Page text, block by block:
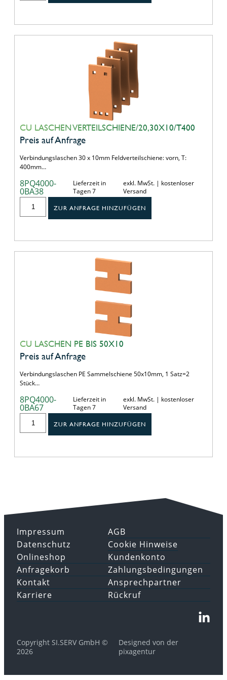
CU LASCHEN VERTEILSCHIENE/20,30X10/T400
Preis auf Anfrage
Verbindungslaschen 30 x 10mm Feldverteilschiene: vorn, T:
400mm…
8PQ4000-
0BA38
Lieferzeit in
Tagen 7
exkl. MwSt. | kostenloser
Versand
ZUR ANFRAGE HINZUFÜGEN
CU LASCHEN PE BIS 50X10
Preis auf Anfrage
Verbindungslaschen PE Sammelschiene 50x10mm, 1 Satz=2
Stück…
8PQ4000-
0BA67
Lieferzeit in
Tagen 7
exkl. MwSt. | kostenloser
Versand
ZUR ANFRAGE HINZUFÜGEN
Impressum
Datenschutz
AGB
Cookie Hinweise
Onlineshop
Anfragekorb
Kundenkonto
Zahlungsbedingungen
Kontakt
Karriere
Ansprechpartner
Rückruf
Copyright SI.SERV GmbH ©
2026
Designed von der
pixagentur